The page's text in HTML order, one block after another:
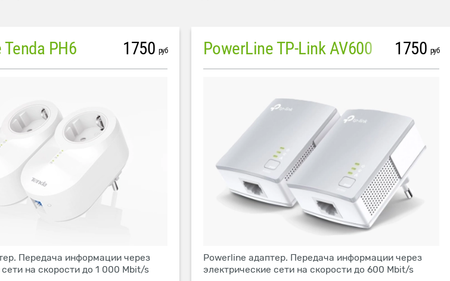
PH6 1750 руб
Передача информации через
на скорости до 1 000 Mbit/s
PowerLine TP-Link AV600 1750 руб
Powerline адаптер. Передача информации через
электрические сети на скорости до 600 Mbit/s